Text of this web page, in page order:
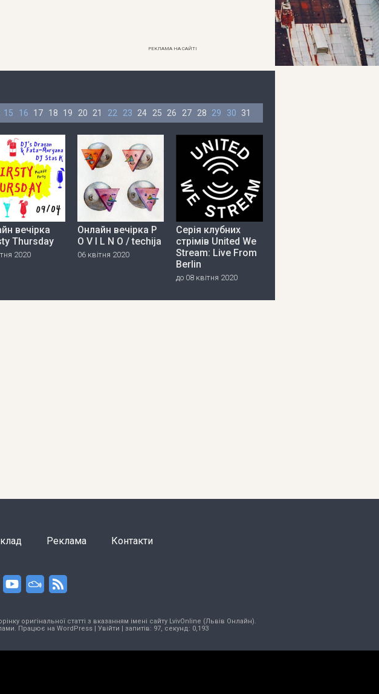
РЕКЛАМА НА САЙТІ
15 16 17 18 19 20 21 22 23 24 25 26 27 28 29 30 31
вечірка
Thursday
2020
Онлайн вечірка P
O V I L N O / techija
06 квітня 2020
Серія клубних
стрімів United We
Stream: Live From
Berlin
до 08 квітня 2020
Реклама Контакти
оригінальної статті з вказанням імені сайту LvivOnline (Львів Онлайн).
Працює на WordPress| Увійти | запитів: 97, секунд: 0,193